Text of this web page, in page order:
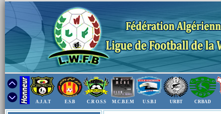
A.J.A.T E.S.B C.R O.S.S M.C.B.E.M U.S.B.I URBT CRBAD